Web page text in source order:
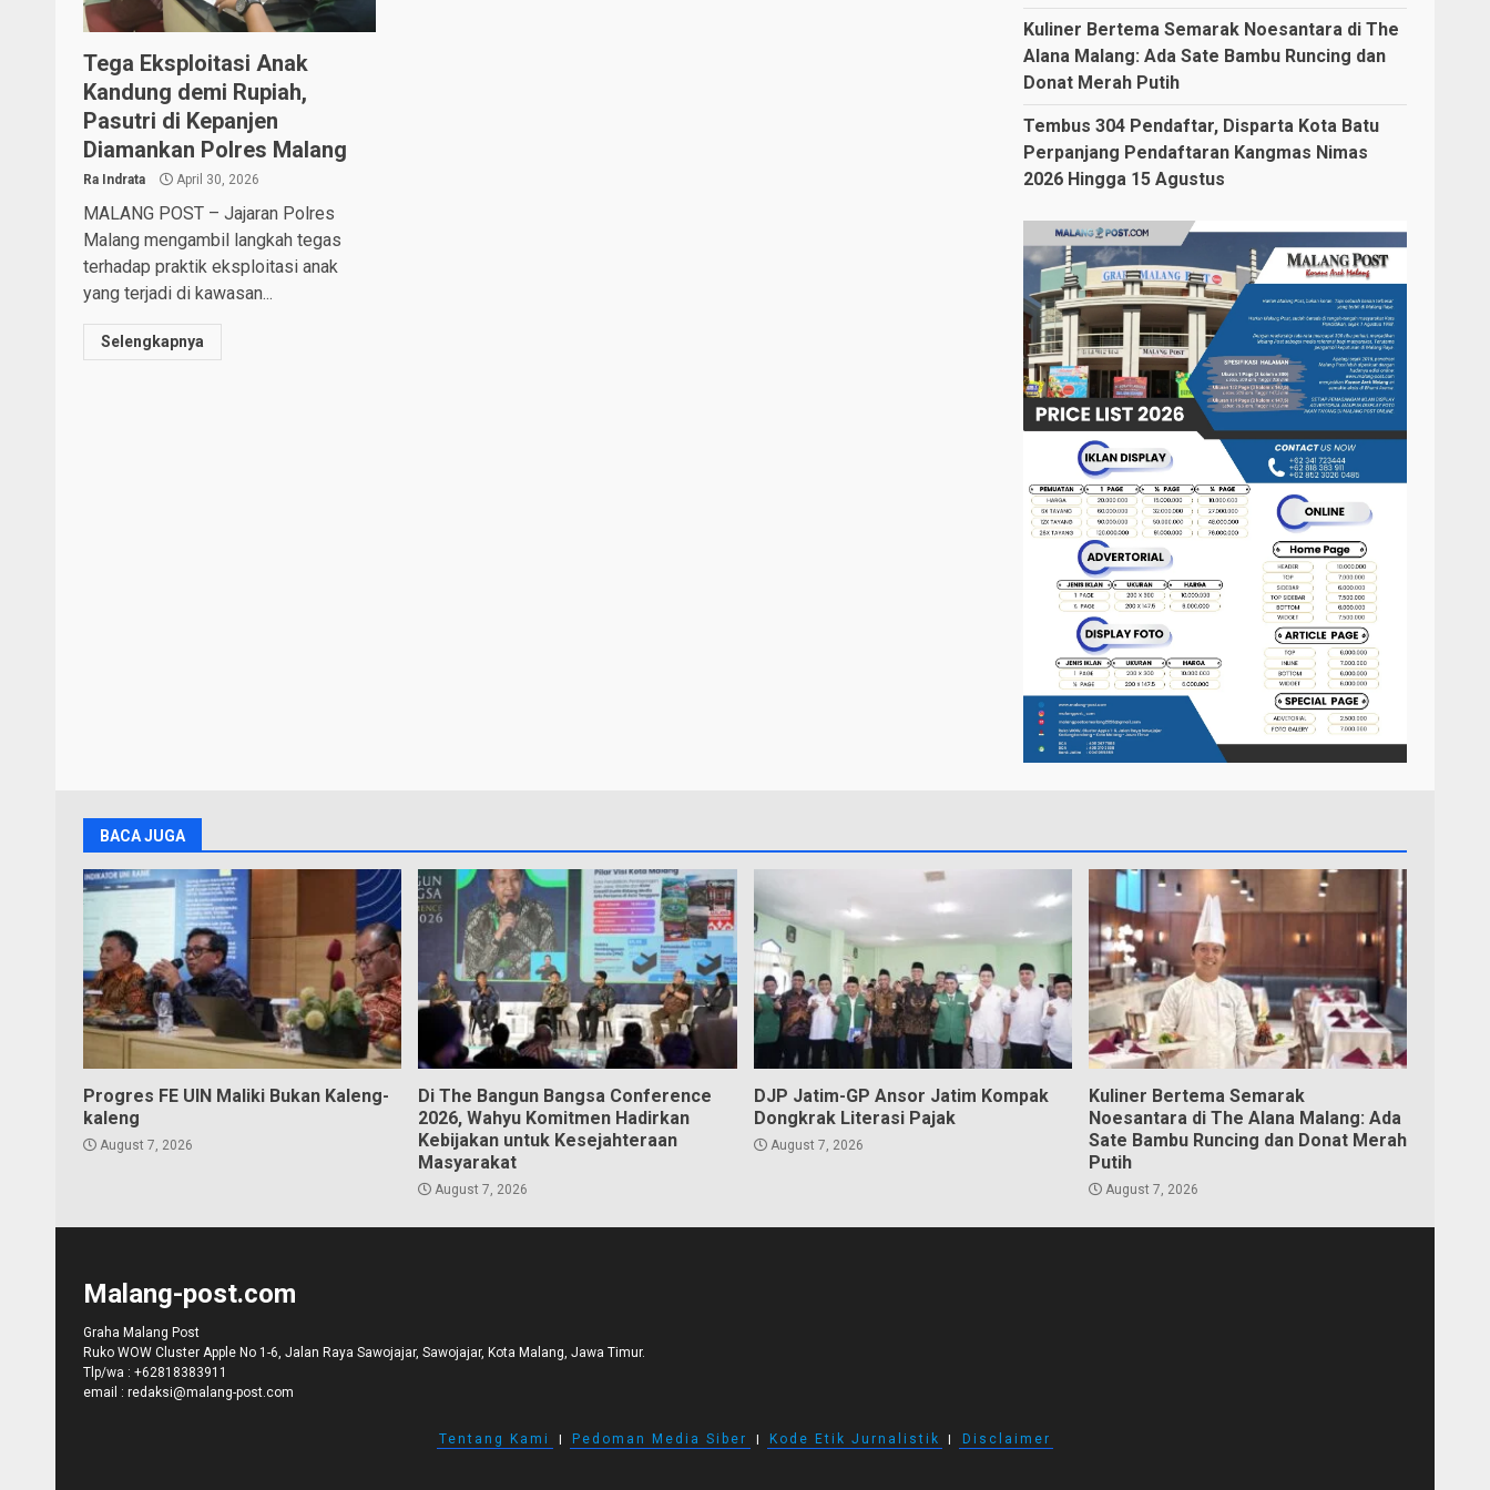
Tega Eksploitasi Anak
Kandung demi Rupiah,
Pasutri di Kepanjen
Diamankan Polres Malang
Ra Indrata April 30, 2026
MALANG POST – Jajaran Polres
Malang mengambil langkah tegas
terhadap praktik eksploitasi anak
yang terjadi di kawasan...
Selengkapnya
Kuliner Bertema Semarak Noesantara di The
Alana Malang: Ada Sate Bambu Runcing dan
Donat Merah Putih
Tembus 304 Pendaftar, Disparta Kota Batu
Perpanjang Pendaftaran Kangmas Nimas
2026 Hingga 15 Agustus
BACA JUGA
Progres FE UIN Maliki Bukan Kaleng-
kaleng
August 7, 2026
Di The Bangun Bangsa Conference
2026, Wahyu Komitmen Hadirkan
Kebijakan untuk Kesejahteraan
Masyarakat
August 7, 2026
DJP Jatim-GP Ansor Jatim Kompak
Dongkrak Literasi Pajak
August 7, 2026
Kuliner Bertema Semarak
Noesantara di The Alana Malang: Ada
Sate Bambu Runcing dan Donat Merah
Putih
August 7, 2026
Malang-post.com
Graha Malang Post
Ruko WOW Cluster Apple No 1-6, Jalan Raya Sawojajar, Sawojajar, Kota Malang, Jawa Timur.
Tlp/wa : +62818383911
email : redaksi@malang-post.com
Tentang Kami I Pedoman Media Siber I Kode Etik Jurnalistik I Disclaimer